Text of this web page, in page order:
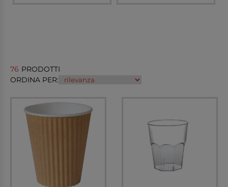
76 PRODOTTI
ORDINA PER: